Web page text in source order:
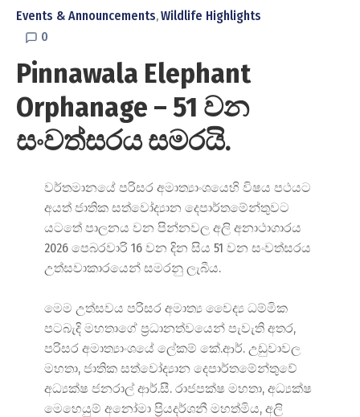
Events & Announcements‚Wildlife Highlights
0
Pinnawala Elephant
Orphanage – 51 වන
සංවත්සරය සමරයි.
වර්තමානයේ ​පරිසර අමාත්‍යාංශයෙහි විෂය පථයට
අයත් ජාතික සත්වෝද්‍යාන දෙපාර්තමේන්තුවට
යටතේ පාලනය වන පින්නවල අලි අනාථාගාරය
2026 පෙබරවාරි 16 වන දින සිය 51 වන සංවත්සරය
උත්සවාකාරයෙන් සමරනු ලැබීය.
මෙම උත්සවය පරිසර අමාත්‍ය වෛද්‍ය ධම්මික
පටබැදි මහතාගේ ප්‍රධානත්වයෙන් පැවැති අතර,
පරිසර අමාත්‍යාංශයේ ලේකම් කේ.ආර්. උඩුවාවල
මහතා, ජාතික සත්වෝද්‍යාන දෙපාර්තමේන්තුවේ
අධ්‍යක්ෂ ජනරාල් ආර්.සී. රාජපක්ෂ මහතා, අධ්‍යක්ෂ
මෙහෙයුම් අනෝමා ප්‍රියදර්ශනී මහත්මිය, අලි